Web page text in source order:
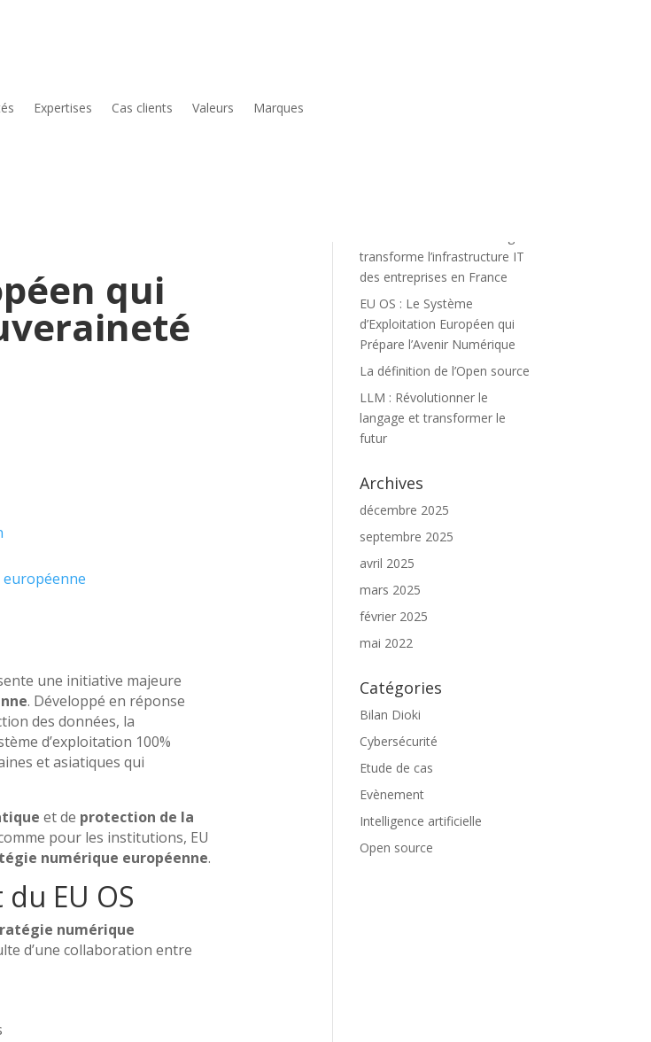
Expertises Cas clients Valeurs Marques
qui Prépare l’Avenir
qui
européenne
une initiative majeure
. Développé en réponse
des données, la
d’exploitation 100%
et asiatiques qui
et de protection de la
pour les institutions, EU
numérique européenne.
EU OS
numérique
d’une collaboration entre
transforme l’infrastructure IT
des entreprises en France
EU OS : Le Système
d’Exploitation Européen qui
Prépare l’Avenir Numérique
La définition de l’Open source
LLM : Révolutionner le
langage et transformer le
futur
Archives
décembre 2025
septembre 2025
avril 2025
mars 2025
février 2025
mai 2022
Catégories
Bilan Dioki
Cybersécurité
Etude de cas
Evènement
Intelligence artificielle
Open source